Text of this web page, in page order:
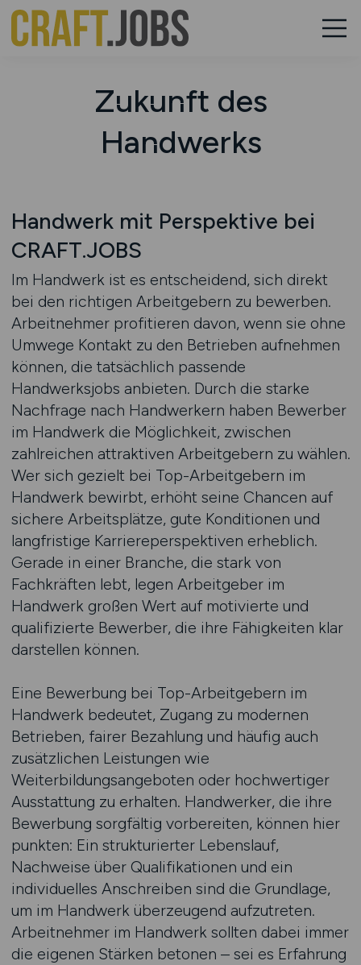
Zukunft des
Handwerks
Handwerk mit Perspektive bei
CRAFT.JOBS
Im Handwerk ist es entscheidend, sich direkt
bei den richtigen Arbeitgebern zu bewerben.
Arbeitnehmer profitieren davon, wenn sie ohne
Umwege Kontakt zu den Betrieben aufnehmen
können, die tatsächlich passende
Handwerksjobs anbieten. Durch die starke
Nachfrage nach Handwerkern haben Bewerber
im Handwerk die Möglichkeit, zwischen
zahlreichen attraktiven Arbeitgebern zu wählen.
Wer sich gezielt bei Top-Arbeitgebern im
Handwerk bewirbt, erhöht seine Chancen auf
sichere Arbeitsplätze, gute Konditionen und
langfristige Karriereperspektiven erheblich.
Gerade in einer Branche, die stark von
Fachkräften lebt, legen Arbeitgeber im
Handwerk großen Wert auf motivierte und
qualifizierte Bewerber, die ihre Fähigkeiten klar
darstellen können.
Eine Bewerbung bei Top-Arbeitgebern im
Handwerk bedeutet, Zugang zu modernen
Betrieben, fairer Bezahlung und häufig auch
zusätzlichen Leistungen wie
Weiterbildungsangeboten oder hochwertiger
Ausstattung zu erhalten. Handwerker, die ihre
Bewerbung sorgfältig vorbereiten, können hier
punkten: Ein strukturierter Lebenslauf,
Nachweise über Qualifikationen und ein
individuelles Anschreiben sind die Grundlage,
um im Handwerk überzeugend aufzutreten.
Arbeitnehmer im Handwerk sollten dabei immer
die eigenen Stärken betonen – sei es Erfahrung